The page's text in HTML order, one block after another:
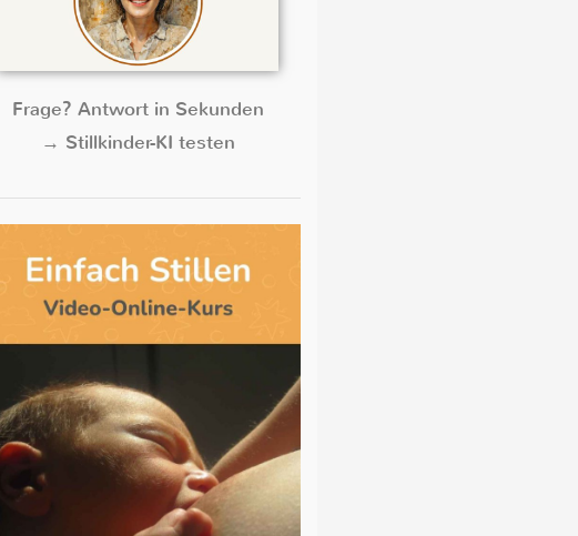
Frage? Antwort in Sekunden
→ Stillkinder-KI testen